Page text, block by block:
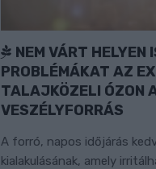
NEM VÁRT HELYEN
PROBLÉMÁKAT AZ
TALAJKÖZELI ÓZON
VESZÉLYFORRÁS
A forró, napos időjárás
kialakulásának, amely